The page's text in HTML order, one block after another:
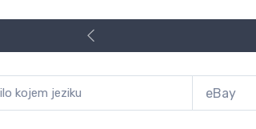
Nismo više e.Bay.hr.